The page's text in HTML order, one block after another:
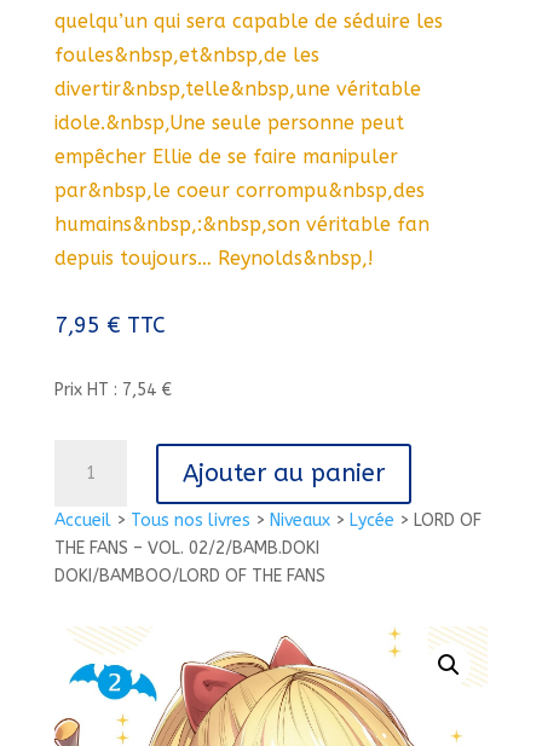
Accueil> Tous nos livres > Niveaux> Lycée > LORD OF
THE FANS – VOL. 02/2/BAMB.DOKI
DOKI/BAMBOO/LORD OF THE FANS
quelqu’un qui sera capable de séduire les
foules&nbsp,et&nbsp,de les
divertir&nbsp,telle&nbsp,une véritable
idole.&nbsp,Une seule personne peut
empêcher Ellie de se faire manipuler
par&nbsp,le coeur corrompu&nbsp,des
humains&nbsp,:&nbsp,son véritable fan
depuis toujours… Reynolds&nbsp,!
7,95 € TTC
Prix HT : 7,54 €
LORD
OF
THE
VOL.
02/2/BAMB.DOKI
DOKI/BAMBOO/LORD
OF
Ajouter au panier